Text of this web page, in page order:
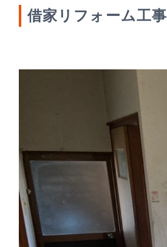
借家リフォーム工事